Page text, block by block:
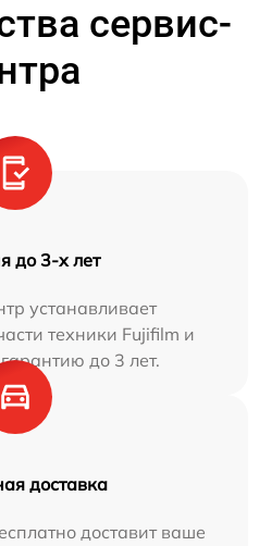
сервис-
до 3-х лет
устанавливает
техники Fujifilm и
до 3 лет.
доставка
доставит ваше